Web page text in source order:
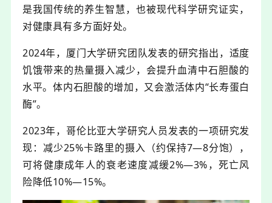
是我国传统的养生智慧，也被现代科学研究证实，
对健康具有多方面好处。
2024年，厦门大学研究团队发表的研究指出，适度
饥饿带来的热量摄入减少，会提升血清中石胆酸的
水平。体内石胆酸的增加，又会激活体内“长寿蛋白
酶”。
2023年，哥伦比亚大学研究人员发表的一项研究发
现：减少25%卡路里的摄入（约保持7—8分饱），
可将健康成年人的衰老速度减缓2%—3%，死亡风
险降低10%—15%。